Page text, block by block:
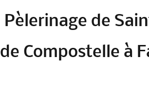
Pèlerinage de
de Compostelle à